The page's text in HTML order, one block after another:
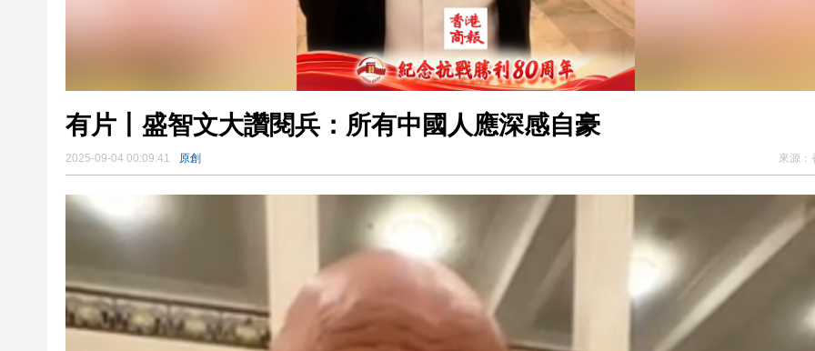
有片丨盛智文大讚閱兵：所有中國人應深感自豪
2025-09-04 00:09:41 原創 來源：